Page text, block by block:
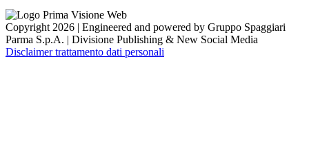
Copyright 2026 | Engineered and powered by Gruppo Spaggiari
Parma S.p.A. | Divisione Publishing & New Social Media
Disclaimer trattamento dati personali